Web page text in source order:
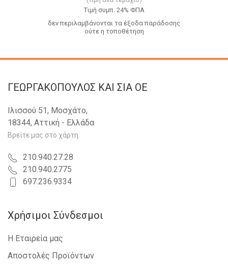
Tιμή συμπ. 24% ΦΠΑ
δεν περιλαμβάνονται τα έξοδα παράδοσης
ούτε η τοποθέτηση
ΓΕΩΡΓΑΚΟΠΟΥΛΟΣ KAI ΣΙΑ OE
Ιλισσού 51, Μοσχάτο,
18344, Αττική - Ελλάδα
Βρείτε μας στο χάρτη
210.940.27.28
210.940.2775
697.236.9334
Χρήσιμοι Σύνδεσμοι
Η Εταιρεία μας
Αποστολές Προϊόντων